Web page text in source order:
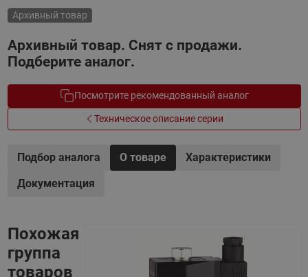
Архивный товар
Архивный товар. Снят с продажи.
Подберите аналог.
Посмотрите рекомендованный аналог
Техническое описание серии
Подбор аналога О товаре
Характеристики
Документация
Похожая
группа
товаров